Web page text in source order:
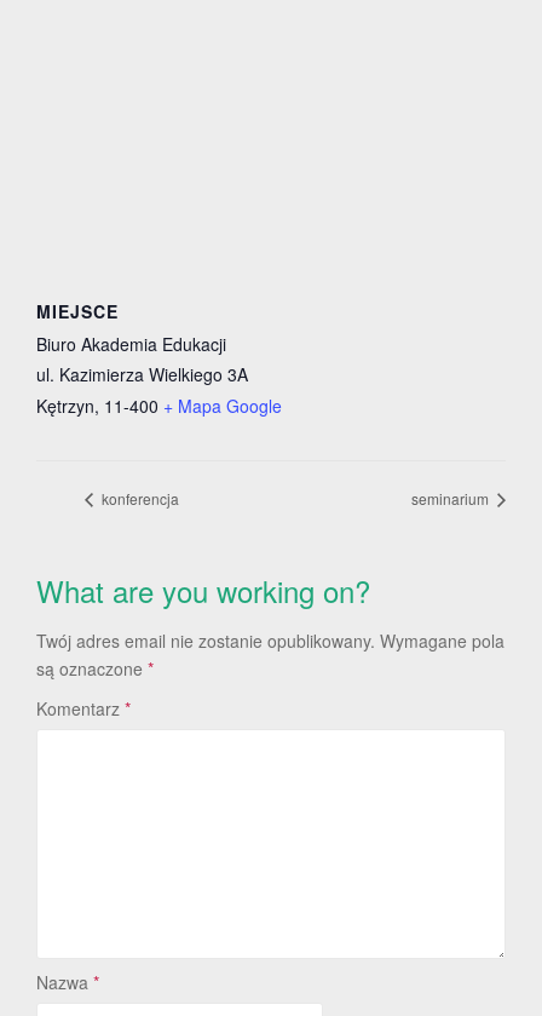
MIEJSCE
Biuro Akademia Edukacji
ul. Kazimierza Wielkiego 3A
Kętrzyn, 11-400 + Mapa Google
konferencja seminarium
What are you working on?
Twój adres email nie zostanie opublikowany. Wymagane pola
są oznaczone *
Komentarz *
Nazwa *